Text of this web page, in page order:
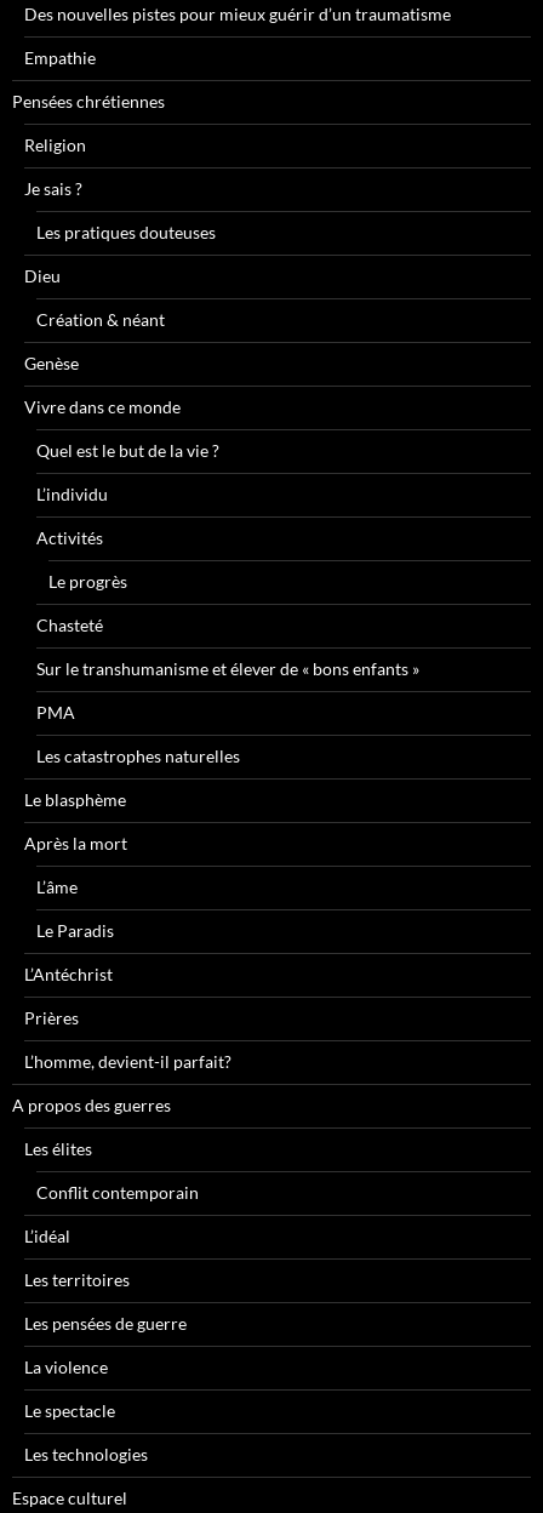
Des nouvelles pistes pour mieux guérir d’un traumatisme
Empathie
Pensées chrétiennes
Religion
Je sais ?
Les pratiques douteuses
Dieu
Création & néant
Genèse
Vivre dans ce monde
Quel est le but de la vie ?
L’individu
Activités
Le progrès
Chasteté
Sur le transhumanisme et élever de « bons enfants »
PMA
Les catastrophes naturelles
Le blasphème
Après la mort
L’âme
Le Paradis
L’Antéchrist
Prières
L’homme, devient-il parfait?
A propos des guerres
Les élites
Conflit contemporain
L’idéal
Les territoires
Les pensées de guerre
La violence
Le spectacle
Les technologies
Espace culturel